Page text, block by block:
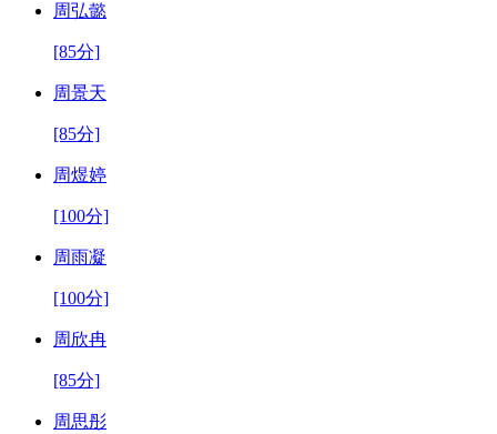
周弘懿
[85分]
周景天
[85分]
周煜婷
[100分]
周雨凝
[100分]
周欣冉
[85分]
周思彤